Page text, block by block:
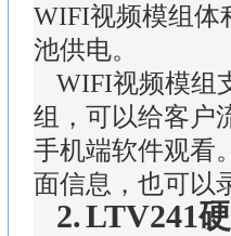
WIFI视频模组体
池供电。
WIFI视频模组
组，可以给客户
手机端软件观看
面信息，也可以
2.LTV241